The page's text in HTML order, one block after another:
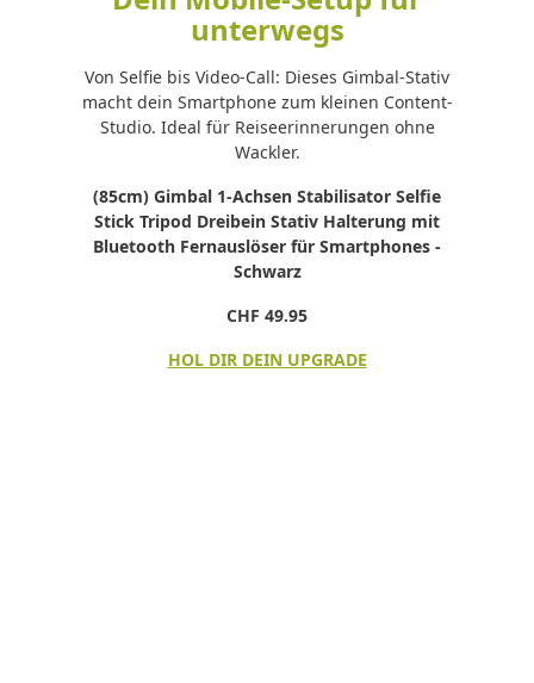
unterwegs
Von Selfie bis Video-Call: Dieses Gimbal-Stativ
macht dein Smartphone zum kleinen Content-
Studio. Ideal für Reiseerinnerungen ohne
Wackler.
(85cm) Gimbal 1-Achsen Stabilisator Selfie
Stick Tripod Dreibein Stativ Halterung mit
Bluetooth Fernauslöser für Smartphones -
Schwarz
CHF 49.95
HOL DIR DEIN UPGRADE